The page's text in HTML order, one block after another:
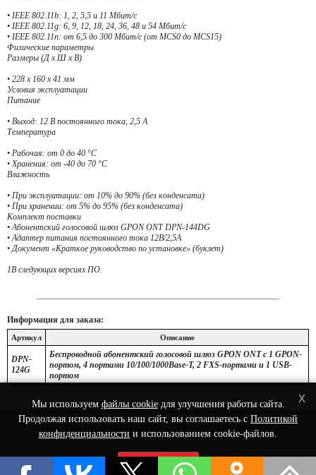
Мы используем файлы cookieдля улучшения работы сайта.
Продолжая использовать наш сайт, вы соглашаетесь с Политикой
конфиденциальности и использованием cookie-файлов.
Принять
x
• IEEE 802.11b: 1, 2, 5,5 и 11 Мбит/с
• IEEE 802.11g: 6, 9, 12, 18, 24, 36, 48 и 54 Мбит/с
• IEEE 802.11n: от 6,5 до 300 Мбит/с (от MCS0 до MCS15)
Физические параметры
Размеры (Д x Ш x В)
• 228 x 160 x 41 мм
Условия эксплуатации
Питание
• Выход: 12 В постоянного тока, 2,5 А
Температура
• Рабочая: от 0 до 40 °C
• Хранения: от -40 до 70 °C
Влажность
• При эксплуатации: от 10% до 90% (без конденсата)
• При хранении: от 5% до 95% (без конденсата)
Комплект поставки
• Абонентский голосовой шлюз GPON ONT DPN-144DG
• Адаптер питания постоянного тока 12В/2,5А
• Документ «Краткое руководство по установке» (буклет)
1В следующих версиях ПО.
Информация для заказа:
Артикул Описание
DPN-
124G
Беспроводной абонентский голосовой шлюз GPON ONT с 1 GPON-
портом, 4 портами 10/100/1000Base-T, 2 FXS-портами и 1 USB-
портом
© 2022 Интернет-Магазин сетевого оборудования - Nets-Shop.ru.